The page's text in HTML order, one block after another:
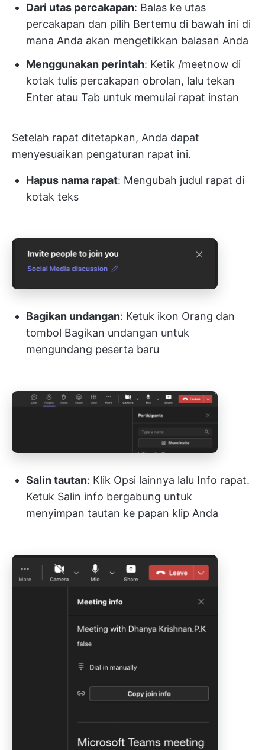
Dari utas percakapan: Balas ke utas
percakapan dan pilih Bertemu di bawah ini di
mana Anda akan mengetikkan balasan Anda
Menggunakan perintah: Ketik /meetnow di
kotak tulis percakapan obrolan, lalu tekan
Enter atau Tab untuk memulai rapat instan
Setelah rapat ditetapkan, Anda dapat
menyesuaikan pengaturan rapat ini.
Hapus nama rapat: Mengubah judul rapat di
kotak teks
Bagikan undangan: Ketuk ikon Orang dan
tombol Bagikan undangan untuk
mengundang peserta baru
Salin tautan: Klik Opsi lainnya lalu Info rapat.
Ketuk Salin info bergabung untuk
menyimpan tautan ke papan klip Anda